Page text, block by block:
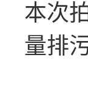
本次
量排